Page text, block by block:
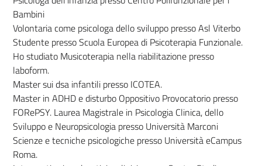
Bambini
Volontaria come psicologa dello sviluppo presso Asl Viterbo
Studente presso Scuola Europea di Psicoterapia Funzionale.
Ho studiato Musicoterapia nella riabilitazione presso
laboform.
Master sui dsa infantili presso ICOTEA.
Master in ADHD e disturbo Oppositivo Provocatorio presso
FORePSY. Laurea Magistrale in Psicologia Clinica, dello
Sviluppo e Neuropsicologia presso Università Marconi
Scienze e tecniche psicologiche presso Università eCampus
Roma.